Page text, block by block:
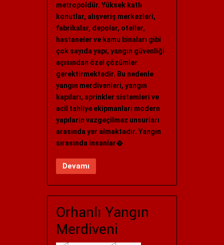
metropoldür. Yüksek katlı
konutlar, alışveriş merkezleri,
fabrikalar, depolar, oteller,
hastaneler ve kamu binaları gibi
çok sayıda yapı, yangın güvenliği
açısından özel çözümler
gerektirmektedir. Bu nedenle
yangın merdivenleri, yangın
kapıları, sprinkler sistemleri ve
acil tahliye ekipmanları modern
yapıların vazgeçilmez unsurları
arasında yer almaktadır. Yangın
sırasında insanlar�
Devamı
Orhanlı Yangın
Merdiveni